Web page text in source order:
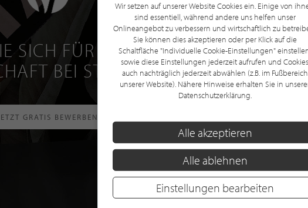
SICH FÜR EINE GRATIS
BEI STILPUNKTE®
GRATIS BEWERBEN
Wir setzen auf unserer Website Cookies ein. Einige von
sind essentiell, während andere uns helfen unser
Onlineangebot zu verbessern und wirtschaftlich zu
Sie können dies akzeptieren oder per Klick auf die
Schaltfläche "Individuelle Cookie-Einstellungen"
sowie diese Einstellungen jederzeit aufrufen und Cookies
auch nachträglich jederzeit abwählen (z.B. im Fußbereich
unserer Website). Nähere Hinweise erhalten Sie in
Datenschutzerklärung.
Alle akzeptieren
Alle ablehnen
Einstellungen bearbeiten